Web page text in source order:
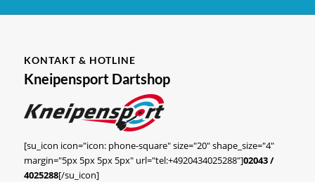
KONTAKT & HOTLINE
Kneipensport Dartshop
[su_icon icon="icon: phone-square" size="20" shape_size="4"
margin="5px 5px 5px 5px" url="tel:+4920434025288"]02043 /
4025288[/su_icon]